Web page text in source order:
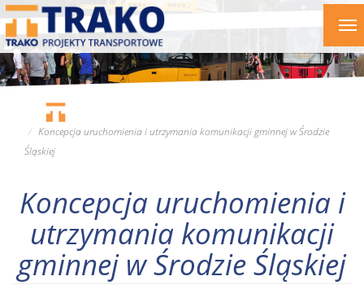
Przejdź
treści
Koncepcja uruchomienia i utrzymania komunikacji gminnej w Środzie
Śląskiej
Koncepcja uruchomienia i
utrzymania komunikacji
gminnej w Środzie Śląskiej